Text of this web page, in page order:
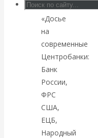
интеллект —
переход к
—
«Досье
на
современные
Центробанки:
Банк
России,
ФРС
США,
ЕЦБ,
Народный